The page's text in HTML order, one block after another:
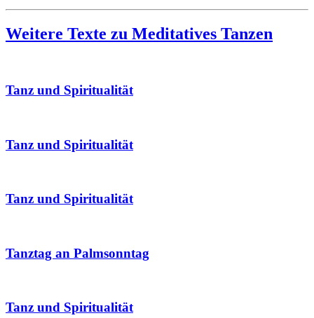
Weitere Texte zu Meditatives Tanzen
Tanz und Spiritualität
Tanz und Spiritualität
Tanz und Spiritualität
Tanztag an Palmsonntag
Tanz und Spiritualität